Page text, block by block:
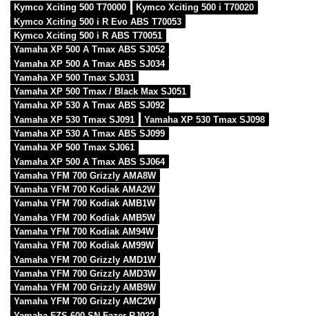
Kymco Xciting 500 T70000
Kymco Xciting 500 i T70020
Kymco Xciting 500 i R Evo ABS T70053
Kymco Xciting 500 i R ABS T70051
Yamaha XP 500 A Tmax ABS SJ052
Yamaha XP 500 A Tmax ABS SJ034
Yamaha XP 500 Tmax SJ031
Yamaha XP 500 Tmax / Black Max SJ051
Yamaha XP 530 A Tmax ABS SJ092
Yamaha XP 530 Tmax SJ091
Yamaha XP 530 Tmax SJ098
Yamaha XP 530 A Tmax ABS SJ099
Yamaha XP 500 Tmax SJ061
Yamaha XP 500 A Tmax ABS SJ064
Yamaha YFM 700 Grizzly AMA8W
Yamaha YFM 700 Kodiak AMA2W
Yamaha YFM 700 Kodiak AMB1W
Yamaha YFM 700 Kodiak AMB5W
Yamaha YFM 700 Kodiak AM94W
Yamaha YFM 700 Kodiak AM99W
Yamaha YFM 700 Grizzly AMD1W
Yamaha YFM 700 Grizzly AMD3W
Yamaha YFM 700 Grizzly AMB9W
Yamaha YFM 700 Grizzly AMC2W